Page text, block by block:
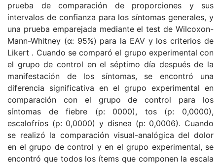
prueba de comparación de proporciones y sus
intervalos de confianza para los síntomas generales, y
una prueba emparejada mediante el test de Wilcoxon-
Mann-Whitney (α: 95%) para la EAV y los criterios de
Likert . Cuando se comparó el grupo experimental con
el grupo de control en el séptimo día después de la
manifestación de los síntomas, se encontró una
diferencia significativa en el grupo experimental en
comparación con el grupo de control para los
síntomas de fiebre (p: 0000), tos (p: 0,0000),
escalofríos (p: 0,0000) y disnea (p: 0,0006). Cuando
se realizó la comparación visual-analógica del dolor
en el grupo de control y en el grupo experimental, se
encontró que todos los ítems que componen la escala